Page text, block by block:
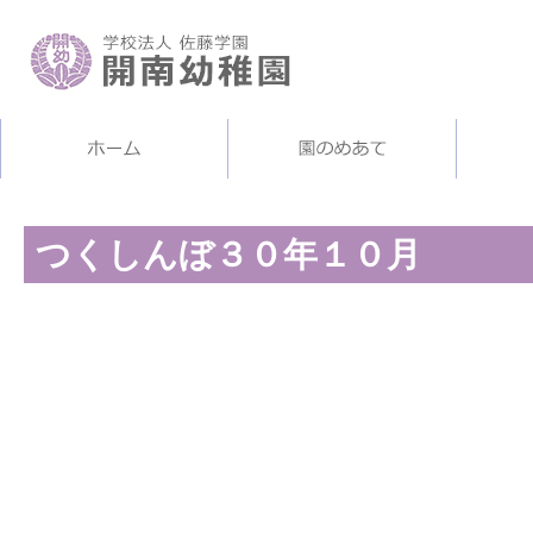
つくしんぼ３０年１０月